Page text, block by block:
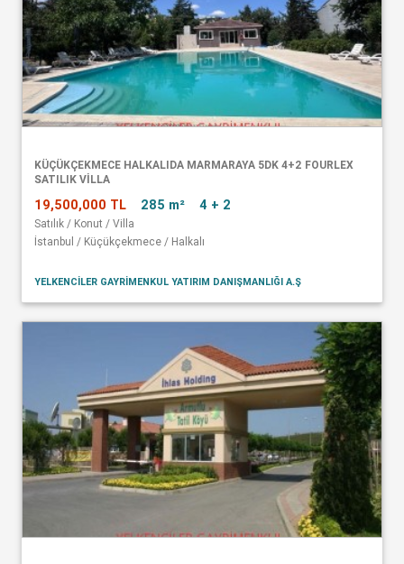
KÜÇÜKÇEKMECE HALKALIDA MARMARAYA 5DK 4+2 FOURLEX
SATILIK VİLLA
19,500,000 TL 285 m² 4 + 2
Satılık / Konut / Villa
İstanbul / Küçükçekmece / Halkalı
YELKENCİLER GAYRİMENKUL YATIRIM DANIŞMANLIĞI A.Ş